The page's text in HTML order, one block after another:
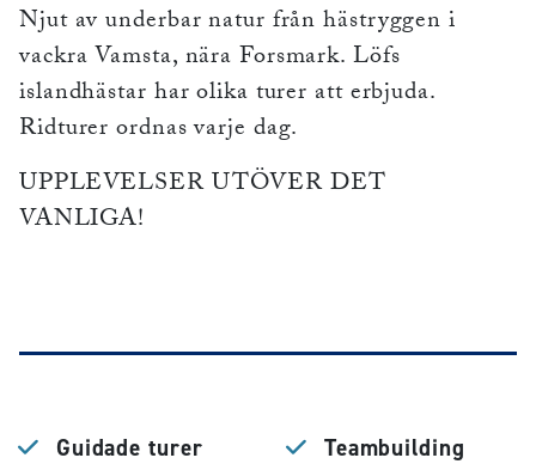
Njut av underbar natur från hästryggen i
vackra Vamsta, nära Forsmark. Löfs
islandhästar har olika turer att erbjuda.
Ridturer ordnas varje dag.
UPPLEVELSER UTÖVER DET
VANLIGA!
Guidade turer
Teambuilding